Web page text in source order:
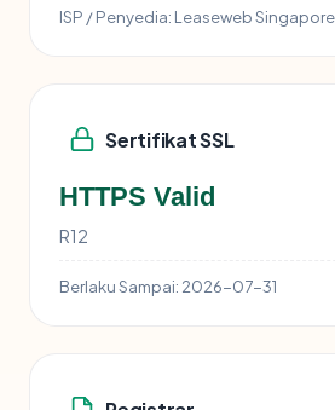
ISP / Penyedia: Leaseweb
Sertifikat SSL
HTTPS Valid
R12
Berlaku Sampai: 2026-07-31